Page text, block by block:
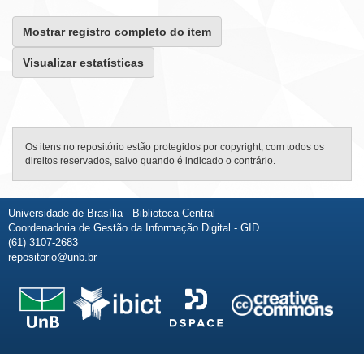
Mostrar registro completo do item
Visualizar estatísticas
Os itens no repositório estão protegidos por copyright, com todos os
direitos reservados, salvo quando é indicado o contrário.
Universidade de Brasília - Biblioteca Central
Coordenadoria de Gestão da Informação Digital - GID
(61) 3107-2683
repositorio@unb.br